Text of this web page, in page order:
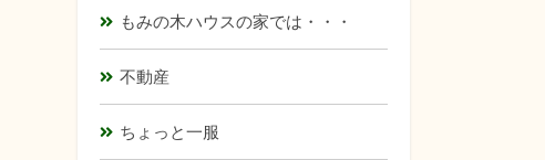
もみの木ハウスの家では・・・
不動産
ちょっと一服